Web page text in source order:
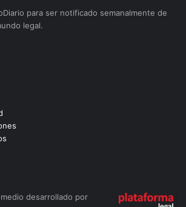
para ser notificado semanalmente de
legal.
desarrollado por